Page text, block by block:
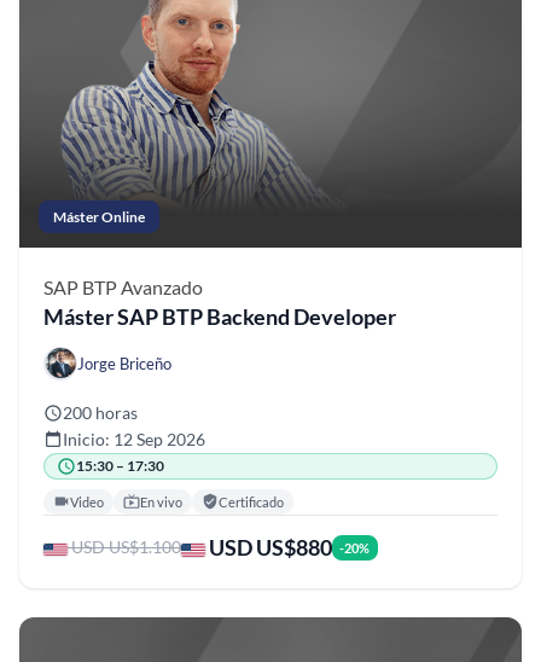
Máster Online
SAP BTP Avanzado
Máster SAP BTP Backend Developer
Jorge Briceño
200 horas
Inicio: 12 Sep 2026
15:30 – 17:30
Video En vivo Certificado
USD US$1.100 USD US$880 -20%